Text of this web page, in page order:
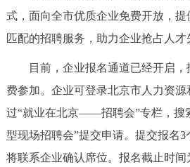
个人服务 法人服务
便民服务 利企服务
中介服务 阳光政务
政民互动
式，面向全市优质企业免费开放，
匹配的招聘服务，助力企业抢占人才
目前，企业报名通道已经开启，
费参加。企业可登录北京市人力资源
过“就业在北京——招聘会”专栏，搜
型现场招聘会”提交申请。提交报名
将联系企业确认席位。报名截止时间